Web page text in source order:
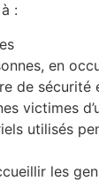
:
en
de sécurité
victimes
utilisés
les